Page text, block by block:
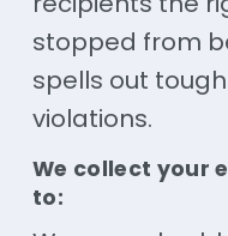
stopped from
spells out
violations.
We collect your
to: